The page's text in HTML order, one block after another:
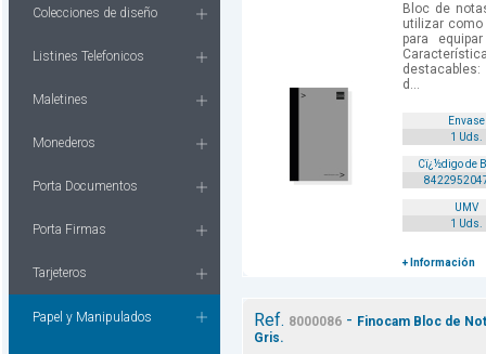
Colecciones de diseño
Listines Telefonicos
Maletines
Monederos
Porta Documentos
Porta Firmas
Tarjeteros
Papel y Manipulados
Bloc de
utilizar como
para
d...
Envase
1 Uds.
Cï¿½digo de
UMV
1 Uds.
+ Información
Ref. 8000086- Finocam Bloc de
Gris.